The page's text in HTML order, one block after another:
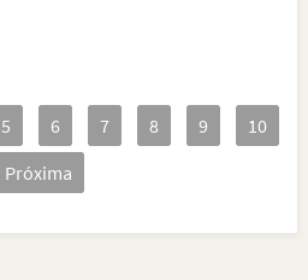
5 6 7 8 9
10
Próxima